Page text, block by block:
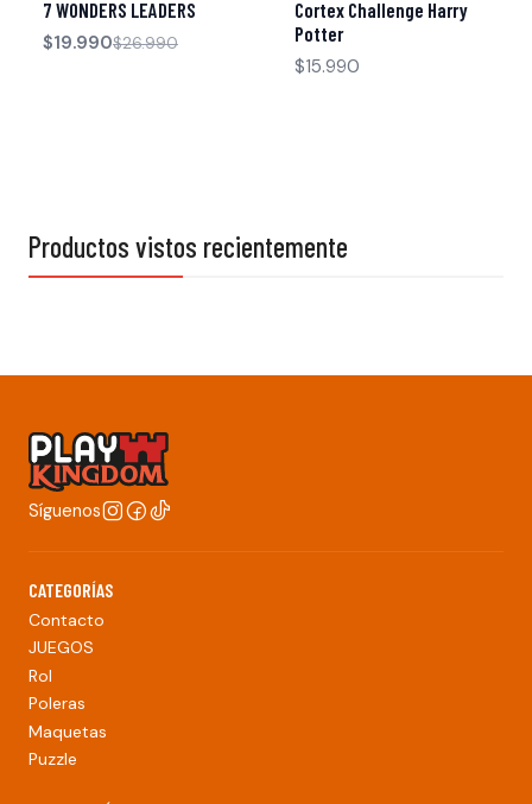
7 WONDERS LEADERS
$19.990$26.990
Cortex Challenge Harry
Potter
$15.990
Productos vistos recientemente
Síguenos
CATEGORÍAS
Contacto
JUEGOS
Rol
Poleras
Maquetas
Puzzle